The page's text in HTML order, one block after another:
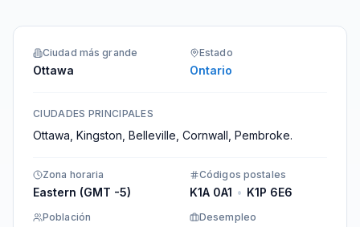
Ciudad más grande
Ottawa
Estado
Ontario
CIUDADES PRINCIPALES
Ottawa, Kingston, Belleville, Cornwall, Pembroke.
Zona horaria
Eastern (GMT -5)
Códigos postales
K1A 0A1 • K1P 6E6
Población Desempleo